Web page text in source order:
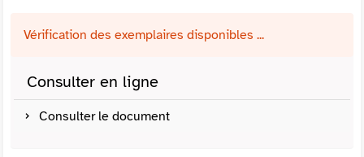
Vérification des exemplaires disponibles ...
Consulter en ligne
Consulter le document